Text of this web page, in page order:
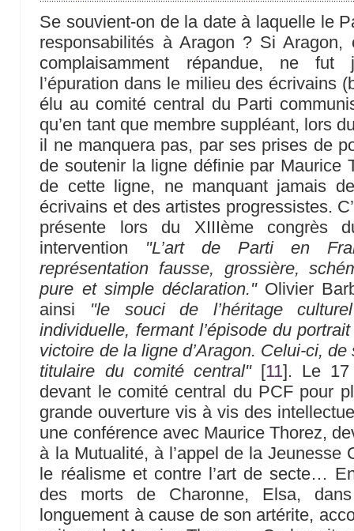
Se souvient-on de la date à laquelle le
responsabilités à Aragon ? Si Aragon,
complaisamment répandue, ne
l’épuration dans le milieu des écrivains
élu au comité central du Parti
qu’en tant que membre suppléant, lors
il ne manquera pas, par ses prises de
de soutenir la ligne définie par
de cette ligne, ne manquant jamais
écrivains et des artistes progressistes.
présente lors du XIIIème congrès
intervention "L’art de Parti en
représentation fausse, grossière,
pure et simple déclaration."Olivier
ainsi "le souci de l’héritage
individuelle, fermant l’épisode du
victoire de la ligne d’Aragon. Celui-ci,
titulaire du comité central"[11]. Le 17
devant le comité central du PCF pour
grande ouverture vis à vis des
une conférence avec Maurice Thorez,
à la Mutualité, à l’appel de la Jeunesse
le réalisme et contre l’art de secte…
des morts de Charonne, Elsa,
longuement à cause de son artérite,